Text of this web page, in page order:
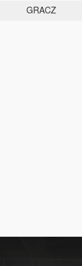
GRACZ